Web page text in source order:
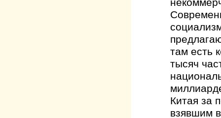
там есть
тысяч
Китая за
взявшим